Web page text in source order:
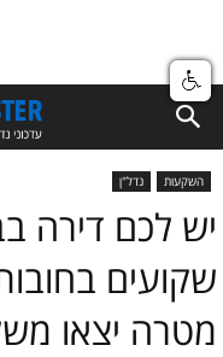
השקעות נדל"ן
יש לכם דירה
שקועים
מטרה יצאו